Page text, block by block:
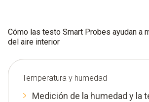
Cómo las testo Smart Probes ayudan a
del aire interior
Temperatura y humedad
Medición de la humedad y la